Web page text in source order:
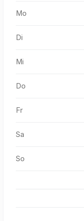
Mo
Di
Mi
Do
Fr
Sa
So